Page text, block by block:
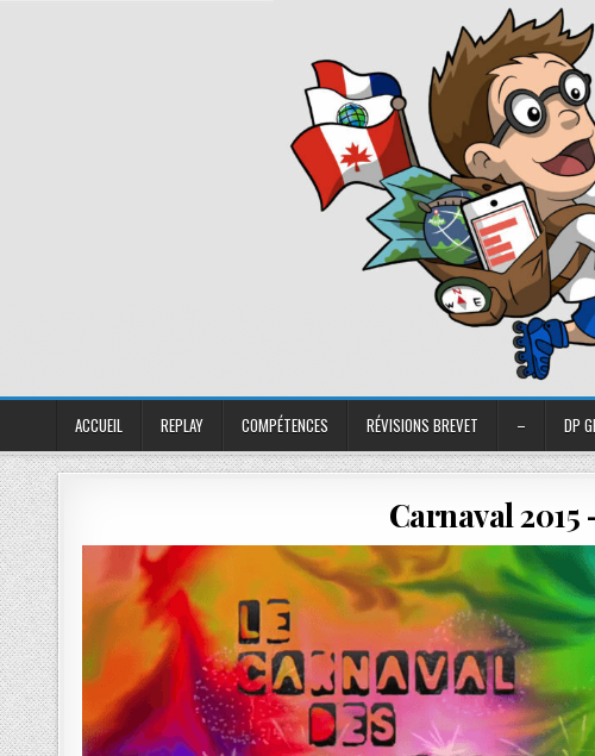
ACCUEIL REPLAY COMPÉTENCES RÉVISIONS BREVET – DP
Carnaval